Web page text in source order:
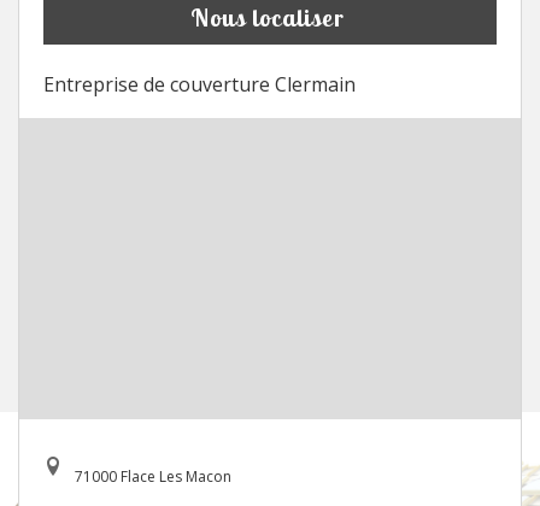
Nous localiser
Entreprise de couverture Clermain
71000 Flace Les Macon